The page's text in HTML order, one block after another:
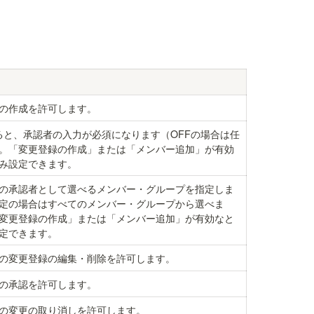
作成を許可します。
と、承認者の入力が必須になります（OFFの場合は任
「変更登録の作成」または「メンバー追加」が有効
設定できます。
承認者として選べるメンバー・グループを指定しま
の場合はすべてのメンバー・グループから選べま
更登録の作成」または「メンバー追加」が有効なと
できます。
変更登録の編集・削除を許可します。
承認を許可します。
変更の取り消しを許可します。